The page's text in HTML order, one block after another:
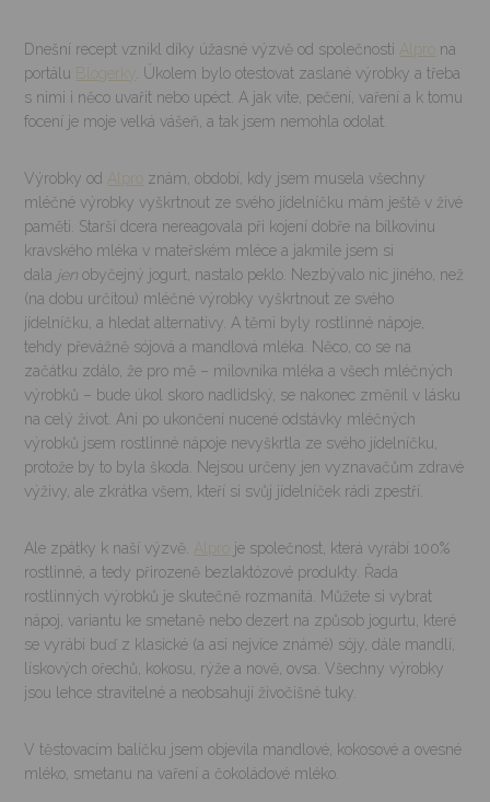
Dnešní recept vznikl díky úžasné výzvě od společnosti Alpro na
portálu Blogerky
. Úkolem bylo otestovat zaslané výrobky a třeba
s nimi i něco uvařit nebo upéct. A jak víte, pečení, vaření a k tomu
focení je moje velká vášeň, a tak jsem nemohla odolat.
Výrobky od Alpro znám, období, kdy jsem musela všechny
mléčné výrobky vyškrtnout ze svého jídelníčku mám ještě v živé
paměti. Starší dcera nereagovala při kojení dobře na bílkovinu
kravského mléka v mateřském mléce a jakmile jsem si
dala jenobyčejný jogurt, nastalo peklo. Nezbývalo nic jiného, než
(na dobu určitou) mléčné výrobky vyškrtnout ze svého
jídelníčku, a hledat alternativy. A těmi byly rostlinné nápoje,
tehdy převážně sójová a mandlová mléka. Něco, co se na
začátku zdálo, že pro mě – milovníka mléka a všech mléčných
výrobků – bude úkol skoro nadlidský, se nakonec změnil v lásku
na celý život. Ani po ukončení nucené odstávky mléčných
výrobků jsem rostlinné nápoje nevyškrtla ze svého jídelníčku,
protože by to byla škoda. Nejsou určeny jen vyznavačům zdravé
výživy, ale zkrátka všem, kteří si svůj jídelníček rádi zpestří.
Ale zpátky k naší výzvě. Alpro je společnost, která vyrábí 100%
rostlinné, a tedy přirozeně bezlaktózové produkty. Řada
rostlinných výrobků je skutečně rozmanitá. Můžete si vybrat
nápoj, variantu ke smetaně nebo dezert na způsob jogurtu, které
se vyrábí buď z klasické (a asi nejvíce známé) sójy, dále mandlí,
lískových ořechů, kokosu, rýže a nově, ovsa. Všechny výrobky
jsou lehce stravitelné a neobsahují živočišné tuky.
V těstovacím balíčku jsem objevila mandlové, kokosové a ovesné
mléko, smetanu na vaření a čokoládové mléko.